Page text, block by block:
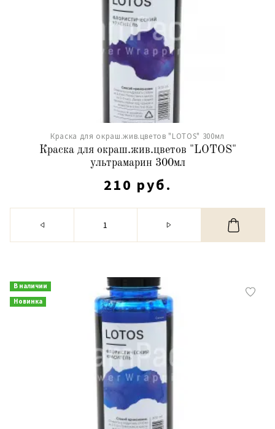
Краска для окраш.жив.цветов "LOTOS" 300мл
Краска для окраш.жив.цветов "LOTOS"
ультрамарин 300мл
210 руб.
В наличии
Новинка